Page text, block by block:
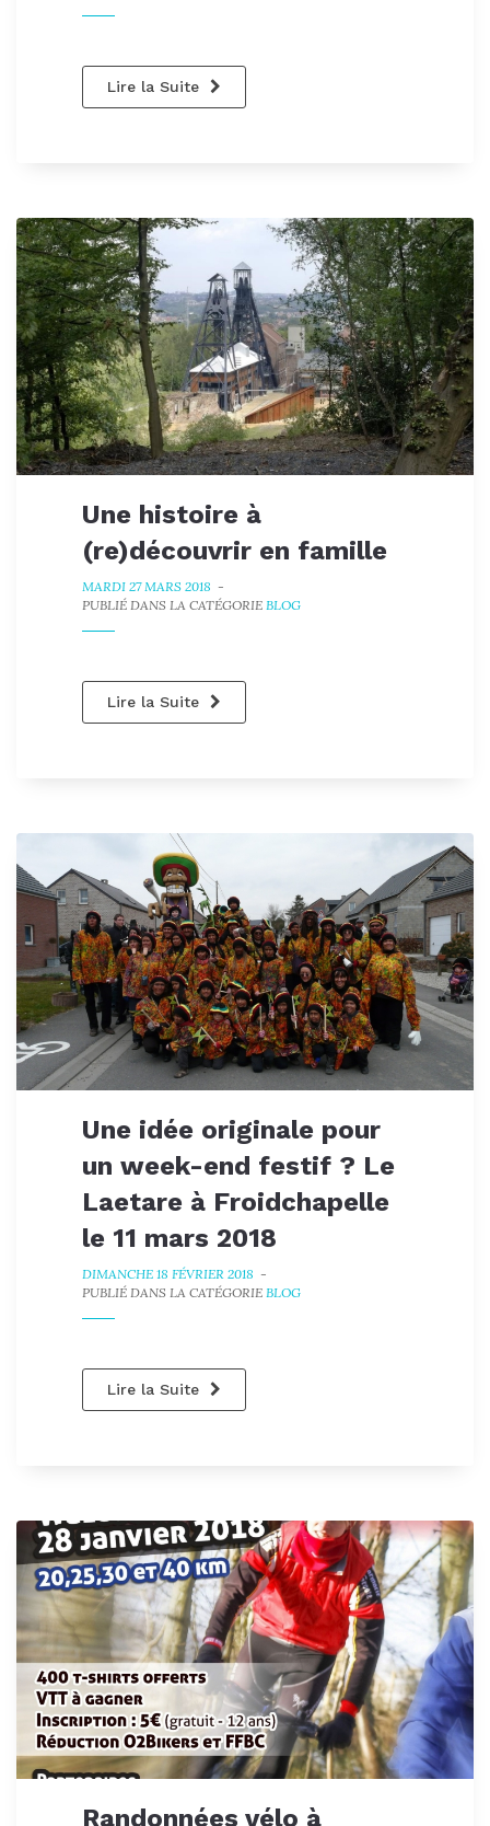
Lire la Suite
Une histoire à
(re)découvrir en famille
MARDI 27 MARS 2018 -
PUBLIÉ DANS LA CATÉGORIE BLOG
Lire la Suite
Une idée originale pour
un week-end festif ? Le
Laetare à Froidchapelle
le 11 mars 2018
DIMANCHE 18 FÉVRIER 2018 -
PUBLIÉ DANS LA CATÉGORIE BLOG
Lire la Suite
Randonnées vélo à